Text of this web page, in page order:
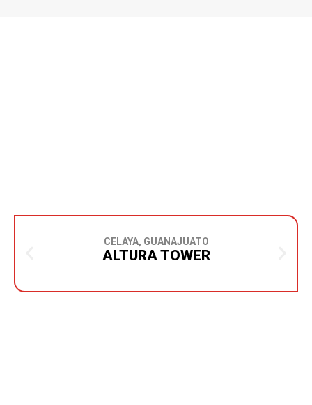
CELAYA, GUANAJUATO
ALTURA TOWER